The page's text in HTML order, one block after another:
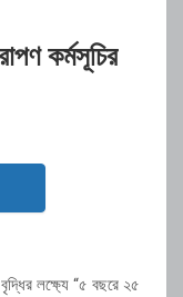
কর্মসূচির
লক্ষ্যে “৫ বছরে ২৫